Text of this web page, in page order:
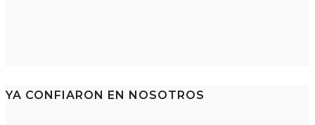
YA CONFIARON EN NOSOTROS